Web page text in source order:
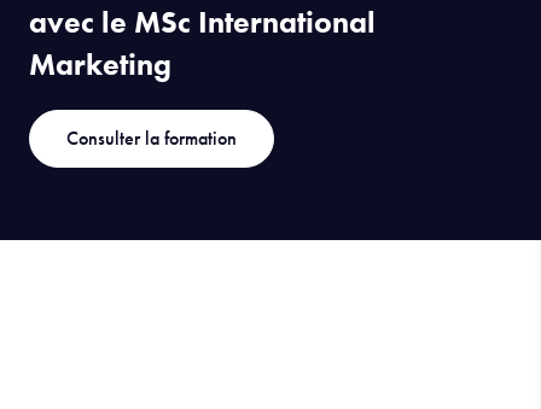
avec le MSc International
Marketing
Consulter la formation